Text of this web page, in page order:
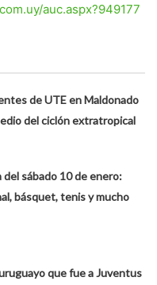
auc.aspx?949177
de UTE en Maldonado
del ciclón extratropical
sábado 10 de enero:
básquet, tenis y mucho
que fue a Juventus